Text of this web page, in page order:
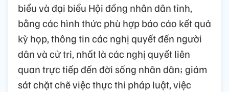
biểu và đại biểu Hội đồng nhân dân tỉnh,
bằng các hình thức phù hợp báo cáo kết quả
kỳ họp, thông tin các nghị quyết đến người
dân và cử tri, nhất là các nghị quyết liên
quan trực tiếp đến đời sống nhân dân; giám
sát chặt chẽ việc thực thi pháp luật, việc